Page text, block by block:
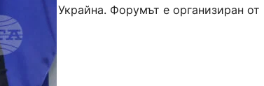
в Буча, Украйна. Форумът е организиран от
и…